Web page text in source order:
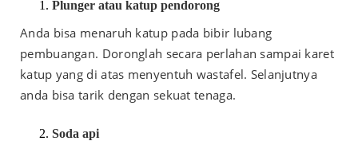
Plunger atau katup pendorong
Anda bisa menaruh katup pada bibir lubang
pembuangan. Doronglah secara perlahan sampai karet
katup yang di atas menyentuh wastafel. Selanjutnya
anda bisa tarik dengan sekuat tenaga.
Soda api